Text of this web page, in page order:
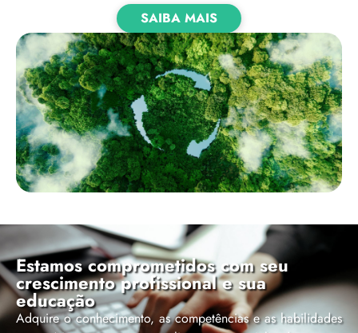
SAIBA MAIS
Estamos comprometidos com seu
crescimento profissional e sua
educação
Adquire o conhecimento, as competências e as habilidades